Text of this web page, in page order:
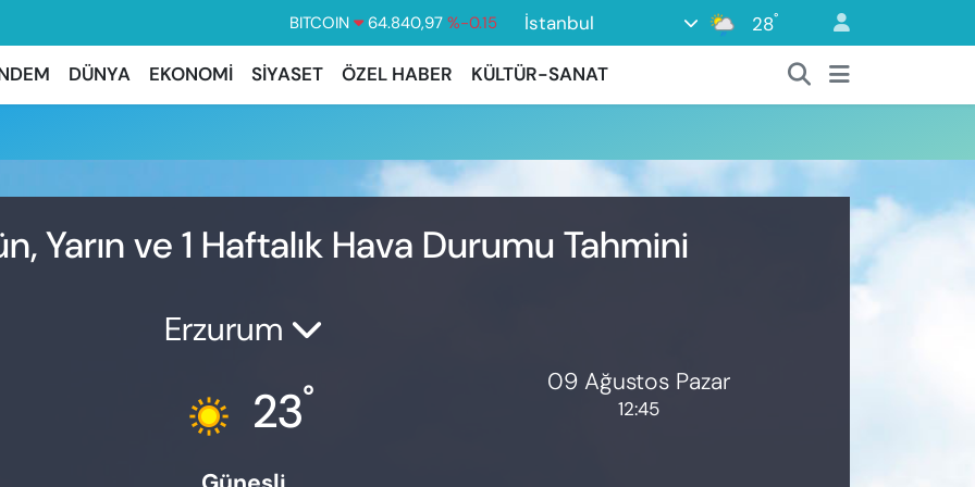
BITCOIN 64.840,97 %-0.15
DOLAR
47,7436
%0.18
EURO
55,2510 %0.32
GRAM ALTIN
6660.55 %0
İstanbul 28°
DÜNYA EKONOMİ SİYASET ÖZEL HABER KÜLTÜR-SANAT
Yarın ve 1 Haftalık Hava Durumu Tahmini
Erzurum
23° 09 Ağustos Pazar
12:45